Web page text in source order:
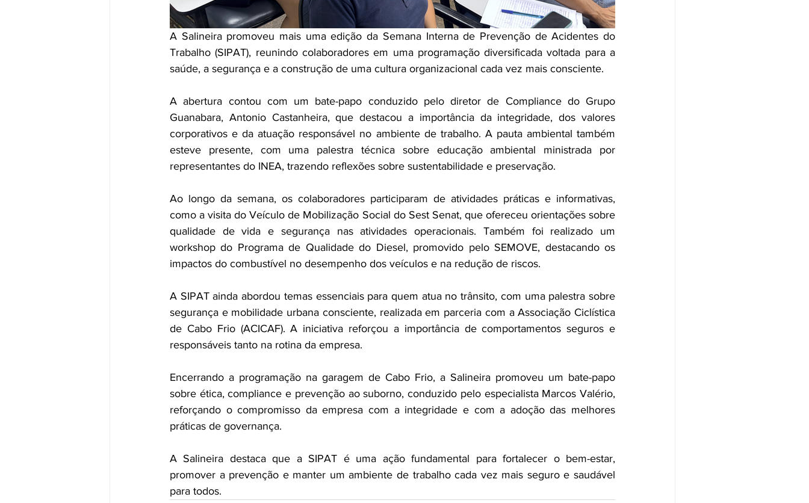
A Salineira promoveu mais uma edição da Semana Interna de Prevenção de Acidentes do
Trabalho (SIPAT), reunindo colaboradores em uma programação diversificada voltada para a
saúde, a segurança e a construção de uma cultura organizacional cada vez mais consciente.
A abertura contou com um bate-papo conduzido pelo diretor de Compliance do Grupo
Guanabara, Antonio Castanheira, que destacou a importância da integridade, dos valores
corporativos e da atuação responsável no ambiente de trabalho. A pauta ambiental também
esteve presente, com uma palestra técnica sobre educação ambiental ministrada por
representantes do INEA, trazendo reflexões sobre sustentabilidade e preservação.
Ao longo da semana, os colaboradores participaram de atividades práticas e informativas,
como a visita do Veículo de Mobilização Social do Sest Senat, que ofereceu orientações sobre
qualidade de vida e segurança nas atividades operacionais. Também foi realizado um
workshop do Programa de Qualidade do Diesel, promovido pelo SEMOVE, destacando os
impactos do combustível no desempenho dos veículos e na redução de riscos.
A SIPAT ainda abordou temas essenciais para quem atua no trânsito, com uma palestra sobre
segurança e mobilidade urbana consciente, realizada em parceria com a Associação Ciclística
de Cabo Frio (ACICAF). A iniciativa reforçou a importância de comportamentos seguros e
responsáveis tanto na rotina da empresa.
Encerrando a programação na garagem de Cabo Frio, a Salineira promoveu um bate-papo
sobre ética, compliance e prevenção ao suborno, conduzido pelo especialista Marcos Valério,
reforçando o compromisso da empresa com a integridade e com a adoção das melhores
práticas de governança.
A Salineira destaca que a SIPAT é uma ação fundamental para fortalecer o bem-estar,
promover a prevenção e manter um ambiente de trabalho cada vez mais seguro e saudável
para todos.